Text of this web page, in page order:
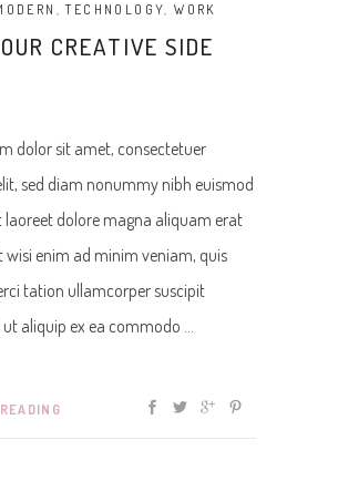
,TECHNOLOGY,WORK
CREATIVE SIDE
dolor sit amet, consectetuer
sed diam nonummy nibh euismod
dolore magna aliquam erat
wisi enim ad minim veniam, quis
tation ullamcorper suscipit
ut aliquip ex ea commodo